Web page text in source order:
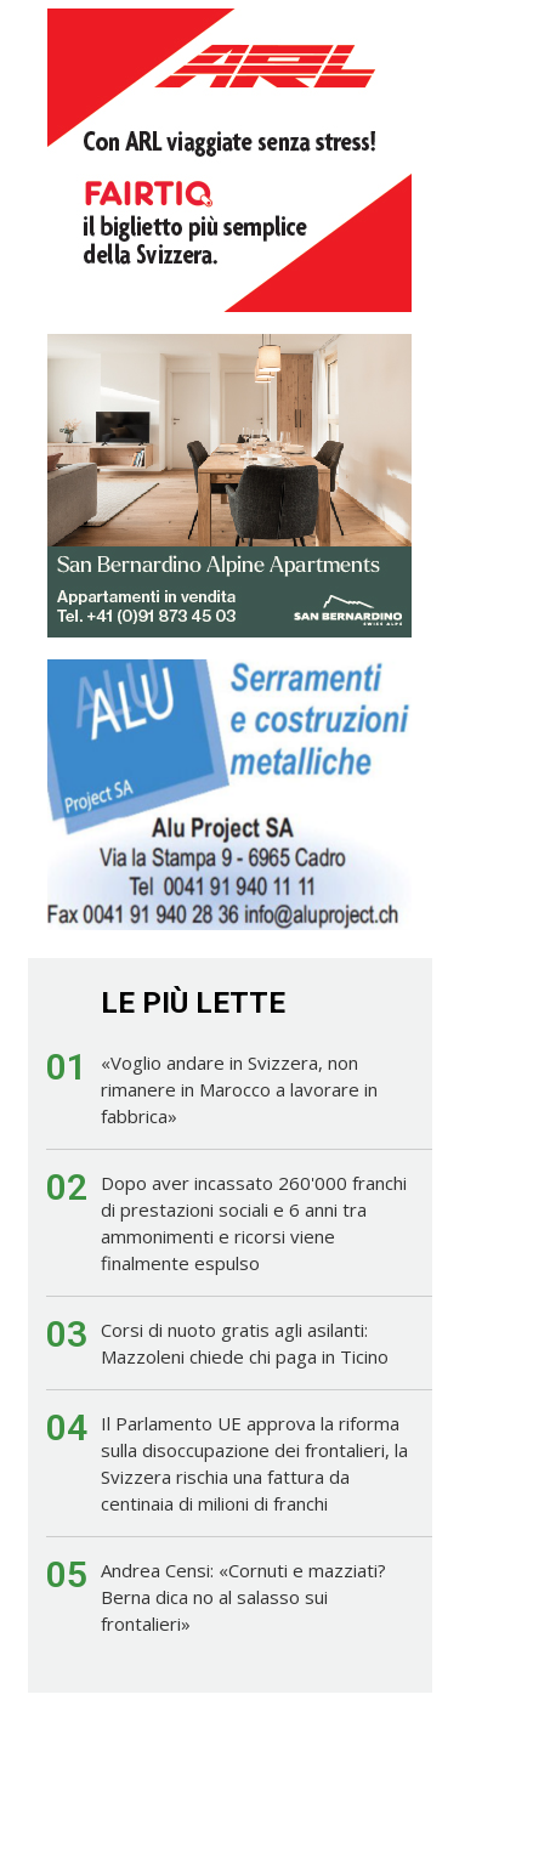
LE PIÙ LETTE
01
«Voglio andare in Svizzera, non
rimanere in Marocco a lavorare in
fabbrica»
02
Dopo aver incassato 260'000 franchi
di prestazioni sociali e 6 anni tra
ammonimenti e ricorsi viene
finalmente espulso
03 Corsi di nuoto gratis agli asilanti:
Mazzoleni chiede chi paga in Ticino
04
Il Parlamento UE approva la riforma
sulla disoccupazione dei frontalieri, la
Svizzera rischia una fattura da
centinaia di milioni di franchi
05 Andrea Censi: «Cornuti e mazziati?
Berna dica no al salasso sui
frontalieri»